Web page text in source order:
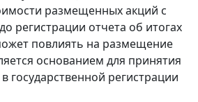
размещенных акций с
регистрации отчета об итогах
повлиять на размещение
основанием для принятия
государственной регистрации